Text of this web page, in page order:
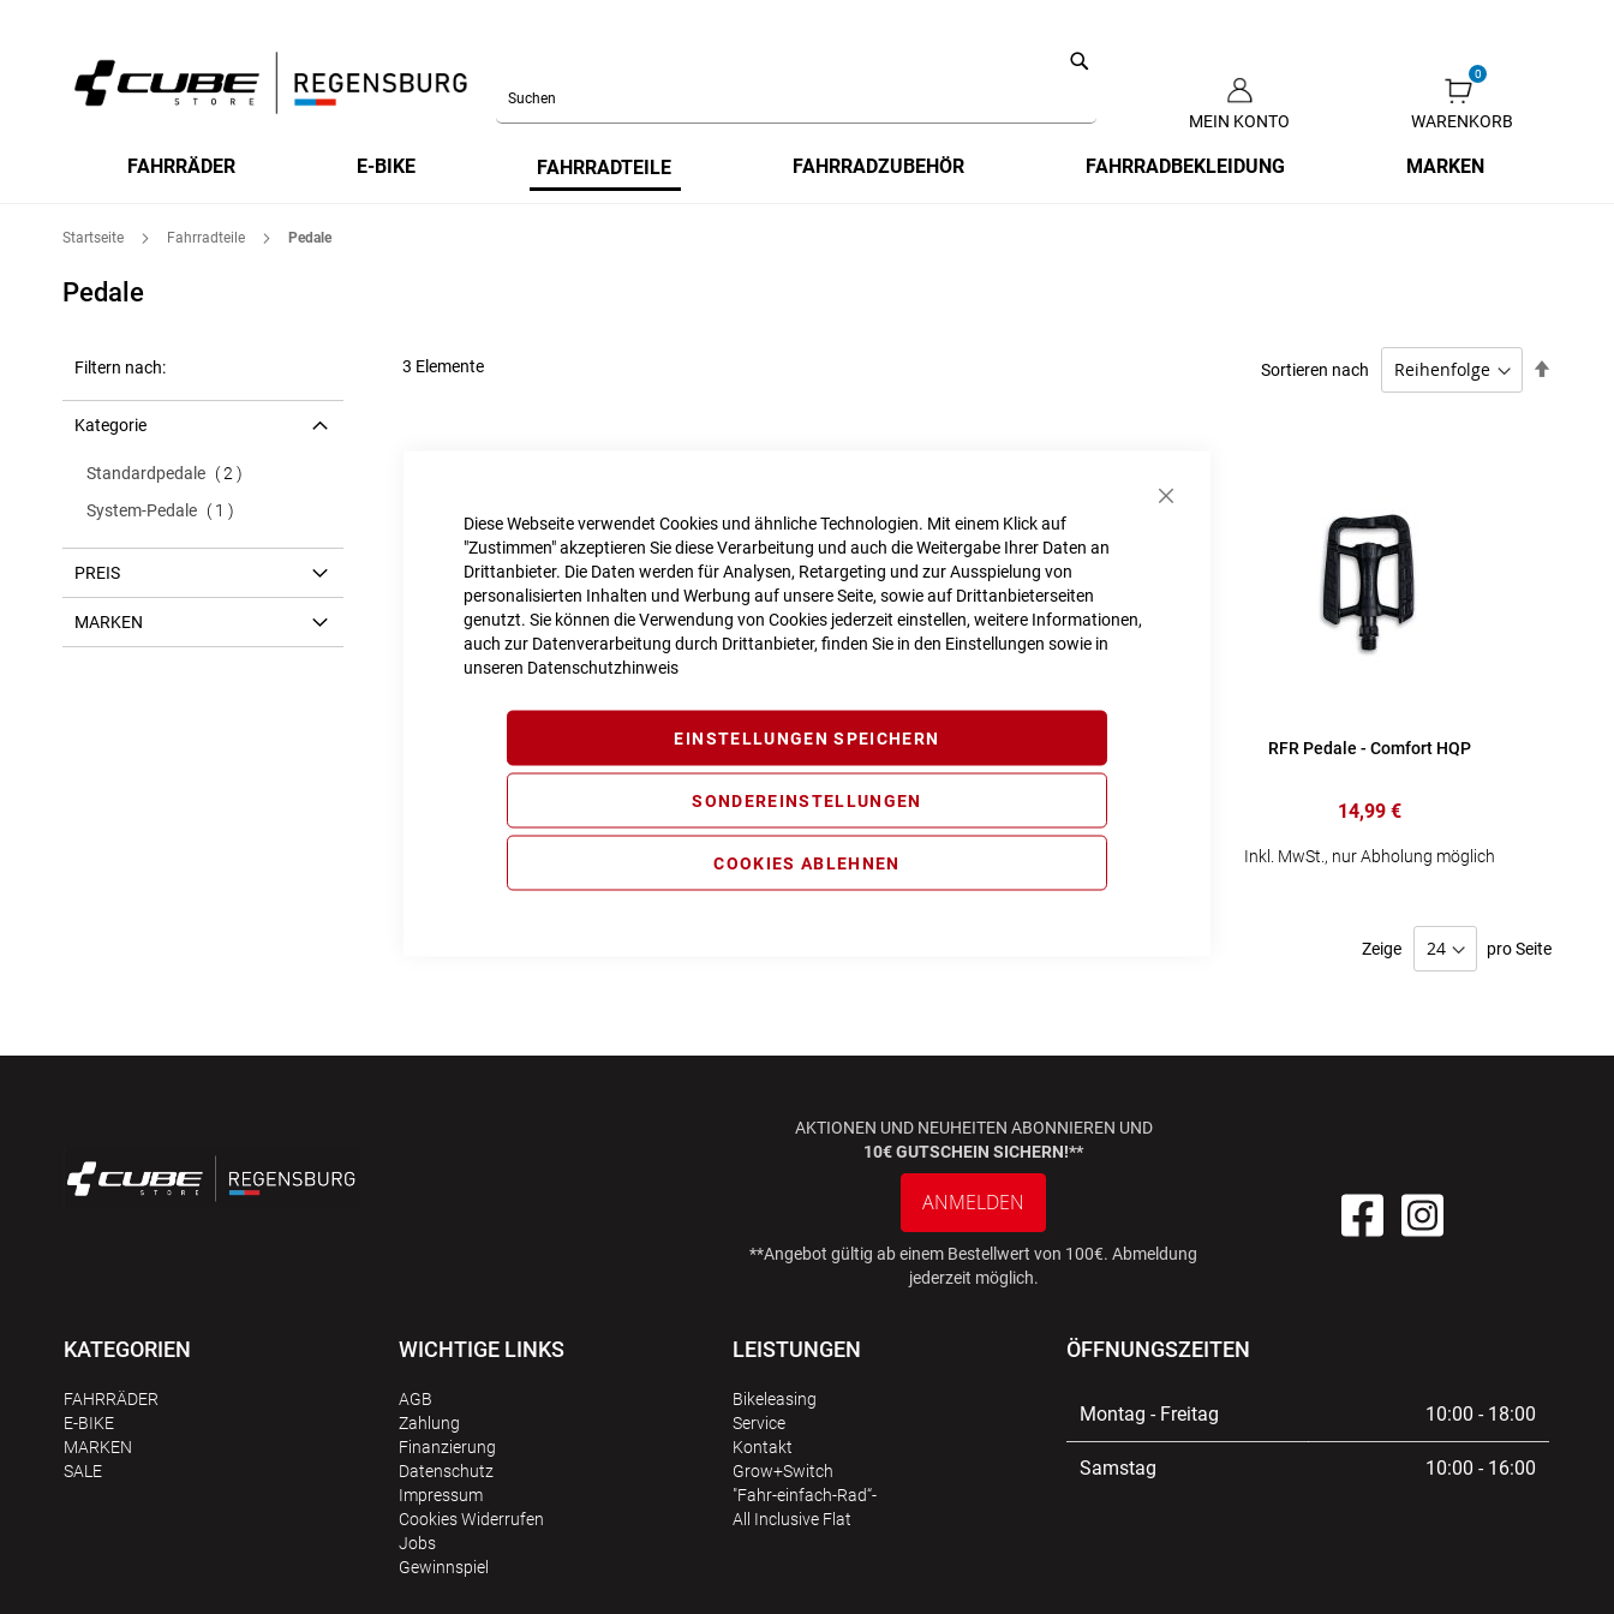
Schließen
Diese Webseite verwendet Cookies und ähnliche Technologien. Mit einem Klick auf
"Zustimmen" akzeptieren Sie diese Verarbeitung und auch die Weitergabe Ihrer Daten an
Drittanbieter. Die Daten werden für Analysen, Retargeting und zur Ausspielung von
personalisierten Inhalten und Werbung auf unsere Seite, sowie auf Drittanbieterseiten
genutzt. Sie können die Verwendung von Cookies jederzeit einstellen, weitere Informationen,
auch zur Datenverarbeitung durch Drittanbieter, finden Sie in den Einstellungen sowie in
unseren Datenschutzhinweis
EINSTELLUNGEN SPEICHERN
SONDEREINSTELLUNGEN
COOKIES ABLEHNEN
Inhalt
MEIN KONTO WARENKORB
Search
FAHRRÄDER E-BIKE FAHRRADTEILE FAHRRADZUBEHÖR FAHRRADBEKLEIDUNG MARKEN
Startseite Fahrradteile Pedale
Pedale
3 Elemente Sortieren nach
ACID Pedale - A4-IB Hybrid
Inkl. MwSt., nur Abholung möglich
RFR Pedale - Klick MTB CMPT
Inkl. MwSt., nur Abholung möglich
RFR Pedale - Comfort HQP
14,99 €
Inkl. MwSt., nur Abholung möglich
Zeige pro Seite
Filtern nach:
Kategorie
Standardpedale 2 Artikel
System-Pedale
1 Artikel
PREIS
MARKEN
AKTIONEN UND NEUHEITEN ABONNIEREN UND
10€ GUTSCHEIN SICHERN!**
ANMELDEN
**Angebot gültig ab einem Bestellwert von 100€. Abmeldung
jederzeit möglich.
ÖFFNUNGSZEITEN
Montag - Freitag 10:00 - 18:00
Samstag 10:00 - 16:00
KATEGORIEN
FAHRRÄDER
E-BIKE
MARKEN
SALE
WICHTIGE LINKS
AGB
Zahlung
Finanzierung
Datenschutz
Impressum
Сookies Widerrufen
Jobs
Gewinnspiel
LEISTUNGEN
Bikeleasing
Service
Kontakt
Grow+Switch
"Fahr-einfach-Rad“-
All Inclusive Flat